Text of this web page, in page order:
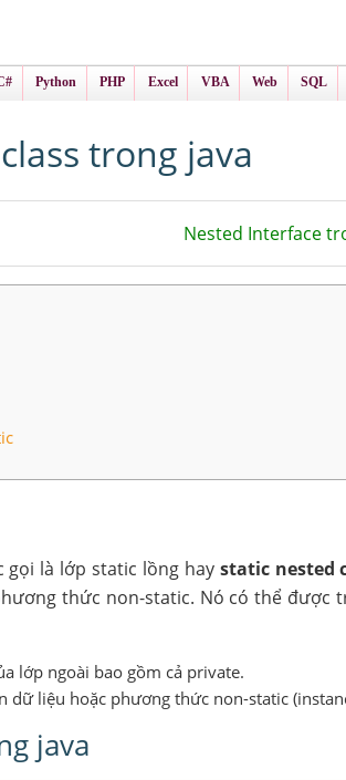
Python PHP Excel VBA Web SQL
trong java
Nested Interface
là lớp static lồng hay static nested
thức non-static. Nó có thể được
lớp ngoài bao gồm cả private.
dữ liệu hoặc phương thức non-static
java